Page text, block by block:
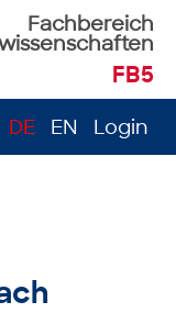
Fachbereich
FB5
DE EN Login